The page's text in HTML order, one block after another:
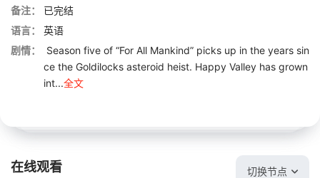
备注：
已完结
语言：
英语
剧情：
Season five of “For All Mankind” picks up in the years sin
ce the Goldilocks asteroid heist. Happy Valley has grown
int...全文
在线观看 切换节点